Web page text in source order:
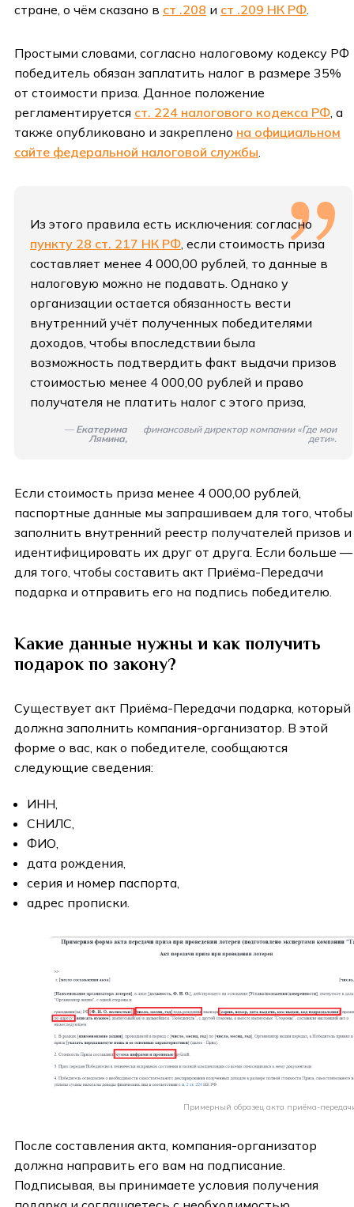
стране, о чём сказано в ст .208 и ст .209 НК РФ.
Простыми словами, согласно налоговому кодексу РФ
победитель обязан заплатить налог в размере 35%
от стоимости приза. Данное положение
регламентируется ст. 224 налогового кодекса РФ, а
также опубликовано и закреплено на официальном
сайте федеральной налоговой службы.
Из этого правила есть исключения: согласно
пункту 28 ст. 217 НК РФ, если стоимость приза
составляет менее 4 000,00 рублей, то данные в
налоговую можно не подавать. Однако у
организации остается обязанность вести
внутренний учёт полученных победителями
доходов, чтобы впоследствии была
возможность подтвердить факт выдачи призов
стоимостью менее 4 000,00 рублей и право
получателя не платить налог с этого приза,
—Екатерина
Лямина,
финансовый директор компании «Где мои
дети».
Если стоимость приза менее 4 000,00 рублей,
паспортные данные мы запрашиваем для того, чтобы
заполнить внутренний реестр получателей призов и
идентифицировать их друг от друга. Если больше —
для того, чтобы составить акт Приёма-Передачи
подарка и отправить его на подпись победителю.
Какие данные нужны и как получить
подарок по закону?
Существует акт Приёма-Передачи подарка, который
должна заполнить компания-организатор. В этой
форме о вас, как о победителе, сообщаются
следующие сведения:
ИНН,
СНИЛС,
ФИО,
дата рождения,
серия и номер паспорта,
адрес прописки.
Примерный образец акта приёма-
После составления акта, компания-организатор
должна направить его вам на подписание.
Подписывая, вы принимаете условия получения